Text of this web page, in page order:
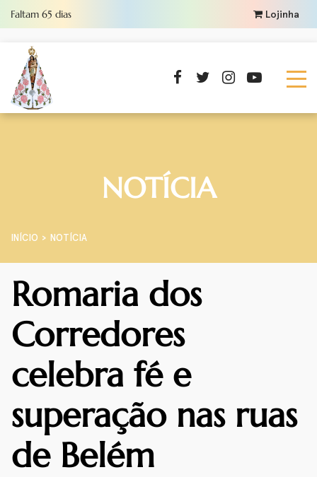
Faltam 65 dias Lojinha
NOTÍCIA
INÍCIO NOTÍCIA
Romaria dos
Corredores
celebra fé e
superação nas ruas
de Belém